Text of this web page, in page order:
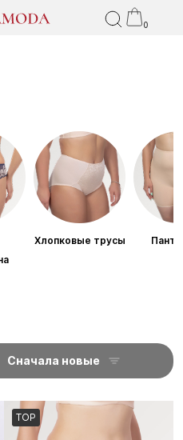
0
Хлопковые трусы
Сначала новые
TOP